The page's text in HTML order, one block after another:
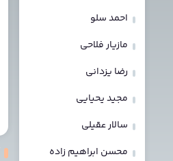
احمد سلو
مازیار فلاحی
رضا یزدانی
مجید یحیایی
سالار عقیلی
محسن ابراهیم زاده